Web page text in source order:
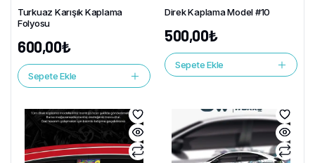
Turkuaz Karışık Kaplama
Folyosu
600,00₺
Sepete Ekle
Direk Kaplama Model #10
500,00₺
Sepete Ekle